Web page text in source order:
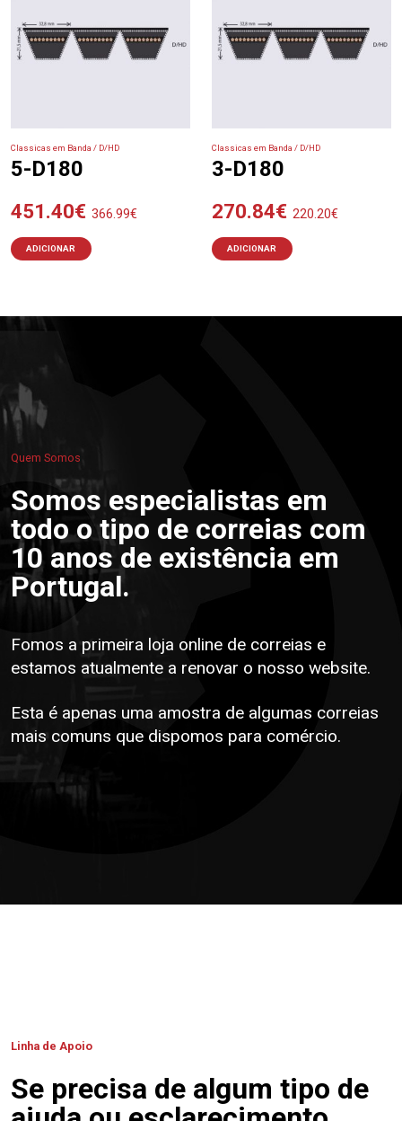
Classicas em Banda / D/HD
5-D180
451.40€ 366.99€
ADICIONAR
Classicas em Banda / D/HD
3-D180
270.84€ 220.20€
ADICIONAR
Quem Somos
Somos especialistas em
todo o tipo de correias com
10 anos de existência em
Portugal.
Fomos a primeira loja online de correias e
estamos atualmente a renovar o nosso website.
Esta é apenas uma amostra de algumas correias
mais comuns que dispomos para comércio.
Linha de Apoio
Se precisa de algum tipo de